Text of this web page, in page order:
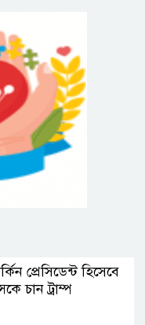
প্রেসিডেন্ট হিসেবে
চান ট্রাম্প